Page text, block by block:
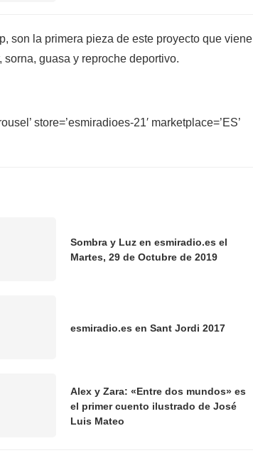
son la primera pieza de este proyecto que viene
guasa y reproche deportivo.
store=’esmiradioes-21′ marketplace=’ES’
Sombra y Luz en esmiradio.es el
Martes, 29 de Octubre de 2019
esmiradio.es en Sant Jordi 2017
Alex y Zara: «Entre dos mundos» es
el primer cuento ilustrado de José
Luis Mateo